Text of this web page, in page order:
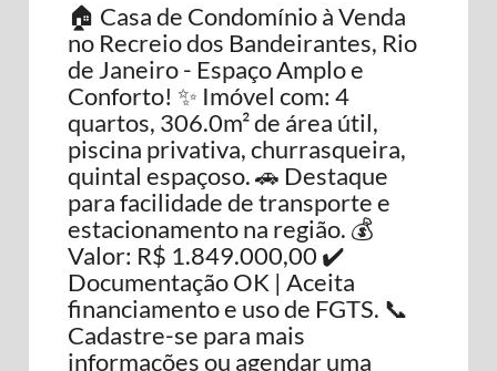
🏠 Casa de Condomínio à Venda
no Recreio dos Bandeirantes, Rio
de Janeiro - Espaço Amplo e
Conforto! ✨ Imóvel com: 4
quartos, 306.0m² de área útil,
piscina privativa, churrasqueira,
quintal espaçoso. 🚗 Destaque
para facilidade de transporte e
estacionamento na região. 💰
Valor: R$ 1.849.000,00 ✔️
Documentação OK | Aceita
financiamento e uso de FGTS. 📞
Cadastre-se para mais
informações ou agendar uma